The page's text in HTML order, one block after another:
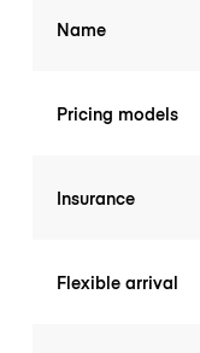
Name
Pricing models
Insurance
Flexible arrival